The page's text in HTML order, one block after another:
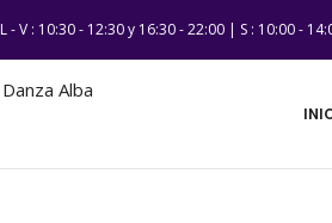
L - V : 10:30 - 12:30 y 16:30 - 22:00 | S : 10:00 -